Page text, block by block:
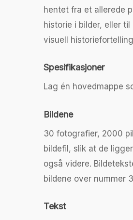
hentet fra et allerede
historie i bilder, eller
visuell
Spesifikasjoner
Lag én hovedmappe
Bildene
30 fotografier, 2000
bildefil, slik at de
også videre.
bildene over nummer
Tekst